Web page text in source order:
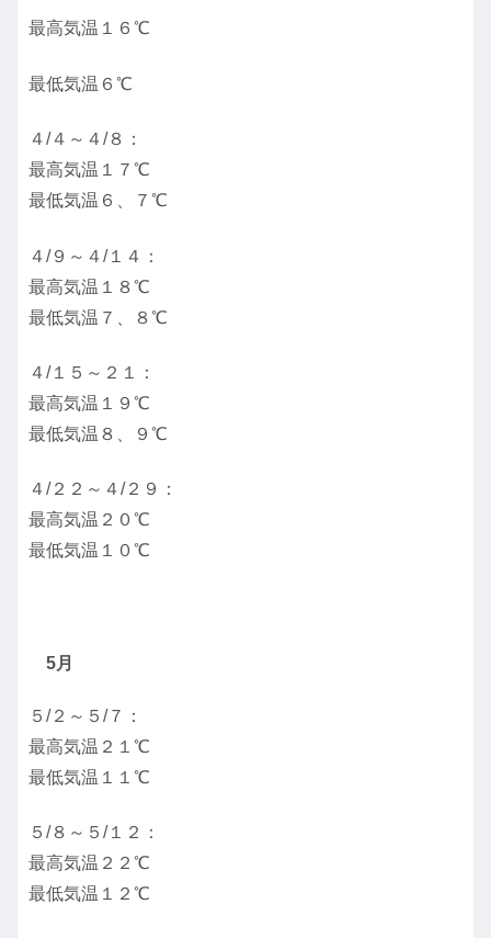
最高気温１６℃
最低気温６℃
４/４～４/８：
最高気温１７℃
最低気温６、７℃
４/９～４/１４：
最高気温１８℃
最低気温７、８℃
４/１５～２１：
最高気温１９℃
最低気温８、９℃
４/２２～４/２９：
最高気温２０℃
最低気温１０℃
5月
５/２～５/７：
最高気温２１℃
最低気温１１℃
５/８～５/１２：
最高気温２２℃
最低気温１２℃